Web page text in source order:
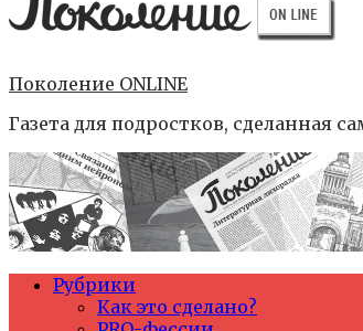
Поколение ONLINE
Газета для подростков, сделанная
Рубрики
Как это сделано?